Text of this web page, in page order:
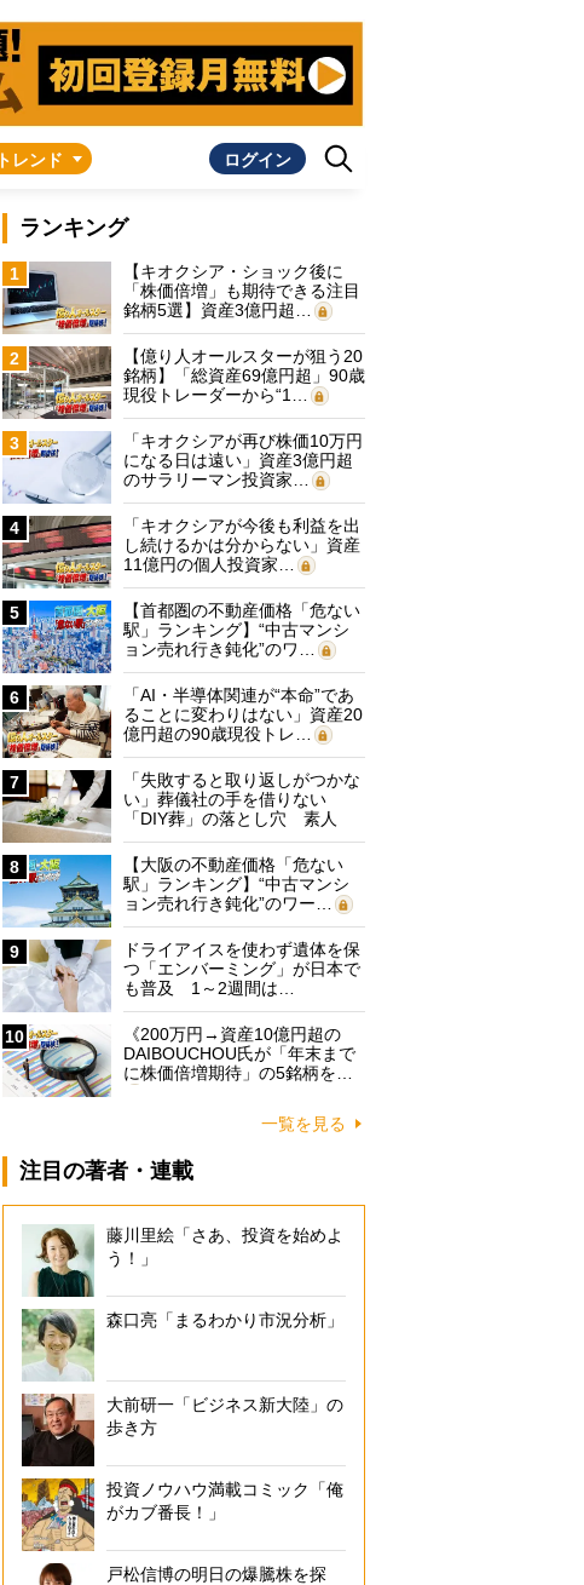
トレンド ログイン
ランキング
1
【キオクシア・ショック後に
「株価倍増」も期待できる注目
銘柄5選】資産3億円超…
2
【億り人オールスターが狙う20
銘柄】「総資産69億円超」90歳
現役トレーダーから“1…
3
「キオクシアが再び株価10万円
になる日は遠い」資産3億円超
のサラリーマン投資家…
4
「キオクシアが今後も利益を出
し続けるかは分からない」資産
11億円の個人投資家…
5
【首都圏の不動産価格「危ない
駅」ランキング】“中古マンシ
ョン売れ行き鈍化”のワ…
6
「AI・半導体関連が“本命”であ
ることに変わりはない」資産20
億円超の90歳現役トレ…
7
「失敗すると取り返しがつかな
い」葬儀社の手を借りない
「DIY葬」の落とし穴 素人
に…
8
【大阪の不動産価格「危ない
駅」ランキング】“中古マンシ
ョン売れ行き鈍化”のワー…
9
ドライアイスを使わず遺体を保
つ「エンバーミング」が日本で
も普及 1～2週間は…
10
《200万円→資産10億円超の
DAIBOUCHOU氏が「年末まで
に株価倍増期待」の5銘柄を…
一覧を見る
注目の著者・連載
藤川里絵「さあ、投資を始めよ
う！」
森口亮「まるわかり市況分析」
大前研一「ビジネス新大陸」の
歩き方
投資ノウハウ満載コミック「俺
がカブ番長！」
戸松信博の明日の爆騰株を探